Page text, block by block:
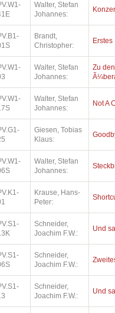
Walter, Stefan
Johannes:
Brandt,
Christopher:
Walter, Stefan
Johannes:
Zu
Walter, Stefan
Johannes:
Not A
Giesen, Tobias
Klaus:
Walter, Stefan
Johannes:
Krause, Hans-
Peter:
Schneider,
Joachim F.W.:
Und
Schneider,
Joachim F.W.:
Schneider,
Joachim F.W.:
Und